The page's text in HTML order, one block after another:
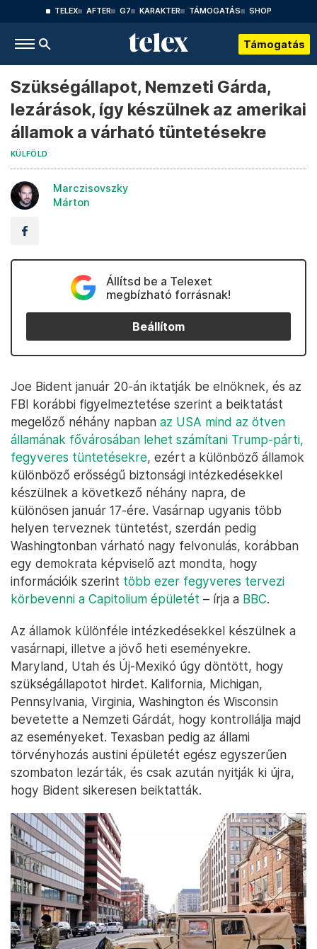
TELEX AFTER G7 KARAKTER TÁMOGATÁS SHOP
Támogatás
Szükségállapot, Nemzeti Gárda,
lezárások, így készülnek az amerikai
államok a várható tüntetésekre
KÜLFÖLD
Marczisovszky
Márton
Állítsd be a Telexet
megbízható forrásnak!
Beállítom
Joe Bident január 20-án iktatják be elnöknek, és az
FBI korábbi figyelmeztetése szerint a beiktatást
megelőző néhány napban az USA mind az ötven
államának fővárosában lehet számítani Trump-párti,
fegyveres tüntetésekre, ezért a különböző államok
különböző erősségű biztonsági intézkedésekkel
készülnek a következő néhány napra, de
különösen január 17-ére. Vasárnap ugyanis több
helyen terveznek tüntetést, szerdán pedig
Washingtonban várható nagy felvonulás, korábban
egy demokrata képviselő azt mondta, hogy
információik szerint több ezer fegyveres tervezi
körbevenni a Capitolium épületét – írja a BBC.
Az államok különféle intézkedésekkel készülnek a
vasárnapi, illetve a jövő heti eseményekre.
Maryland, Utah és Új-Mexikó úgy döntött, hogy
szükségállapotot hirdet. Kalifornia, Michigan,
Pennsylvania, Virginia, Washington és Wisconsin
bevetette a Nemzeti Gárdát, hogy kontrollálja majd
az eseményeket. Texasban pedig az állami
törvényhozás austini épületét egész egyszerűen
szombaton lezárták, és csak azután nyitják ki újra,
hogy Bident sikeresen beiktatták.